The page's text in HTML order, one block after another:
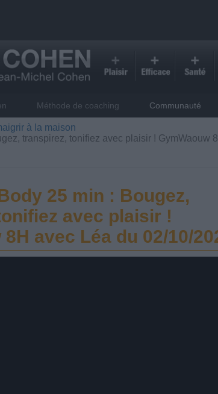
Méthode de coaching Communauté
à la maison
transpirez, tonifiez avec plaisir ! GymWaouw
25 min : Bougez,
avec plaisir !
avec Léa du 02/10/